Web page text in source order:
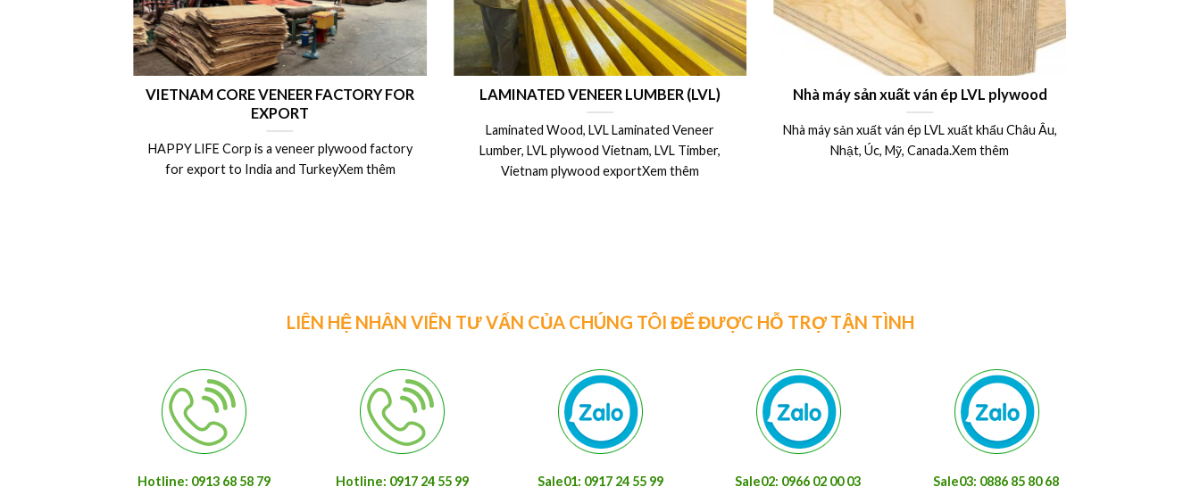
CORE VENEER FACTORY FOR
LIFE Corp is a veneer plywood factory
export to India and TurkeyXem thêm
LAMINATED VENEER LUMBER (LVL)
Laminated Wood, LVL Laminated Veneer
Lumber, LVL plywood Vietnam, LVL Timber,
Vietnam plywood exportXem thêm
Nhà máy sản xuất ván ép LVL plywood
Nhà máy sản xuất ván ép LVL xuất khẩu Châu Âu,
Nhật, Úc, Mỹ, Canada.Xem thêm
Công dụng ứng dụng ván phủ phim
Ván khuôn cốp pha phủ phim 12 mm
15mm 17mm 18mm 20mm 21mm 1220
LIÊN HỆ NHÂN VIÊN TƯ VẤN CỦA CHÚNG TÔI ĐỂ ĐƯỢC HỖ TRỢ TẬN TÌNH
Hotline: 0913 68 58 79 Hotline: 0917 24 55 99 Sale01: 0917 24 55 99 Sale02: 0966 02 00 03 Sale03: 0886 85 80 68